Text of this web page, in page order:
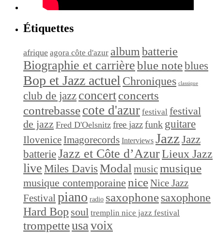
Étiquettes
afrique agora côte d'azur album batterie
Biographie et carrièreblue noteblues
Bop et Jazz actuel Chroniques classique
club de jazz concertconcerts
contrebassecote d'azur festival festival
de jazz Fred D'Oelsnitz free jazzfunk guitare
Ilovenice Imagorecords Interviews Jazz Jazz
batterieJazz et Côte d’AzurLieux Jazz
live Miles Davis Modal musicmusique
musique contemporaine niceNice Jazz
Festival piano radio saxophonesaxophone
Hard Bop soul tremplin nice jazz festival
trompetteusa voix